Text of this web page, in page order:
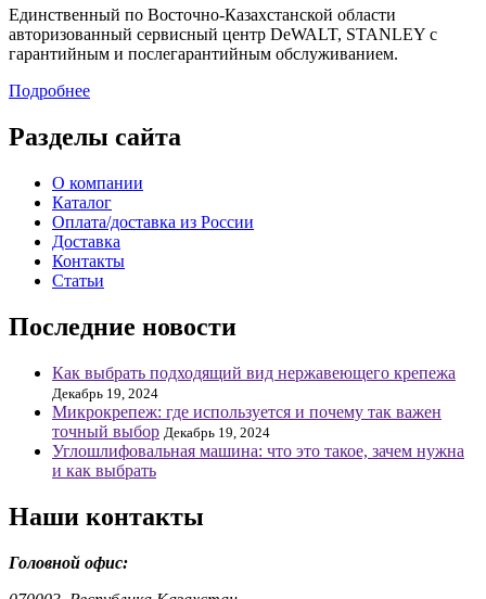
Единственный по Восточно-Казахстанской области
авторизованный сервисный центр DeWALT, STANLEY с
гарантийным и послегарантийным обслуживанием.
Подробнее
Разделы сайта
О компании
Каталог
Оплата/доставка из России
Доставка
Контакты
Статьи
Последние новости
Как выбрать подходящий вид нержавеющего крепежа
Декабрь 19, 2024
Микрокрепеж: где используется и почему так важен
точный выбор Декабрь 19, 2024
Углошлифовальная машина: что это такое, зачем нужна
и как выбрать
Наши контакты
Головной офис: